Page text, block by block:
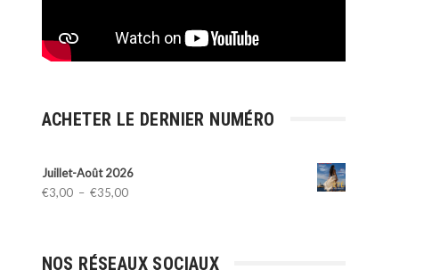
ACHETER LE DERNIER NUMÉRO
Juillet-Août 2026
€3,00 – €35,00Plage
à
NOS RÉSEAUX SOCIAUX